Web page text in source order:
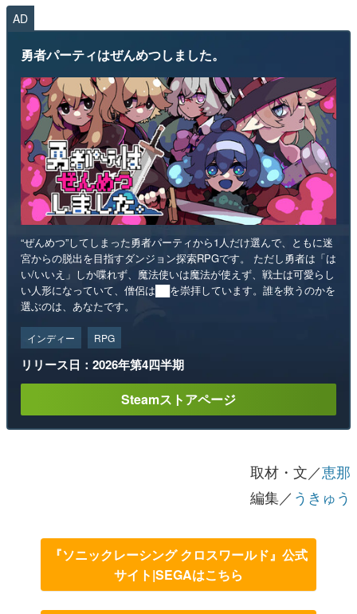
AD
勇者パーティはぜんめつしました。
“ぜんめつ”してしまった勇者パーティから1人だけ選んで、ともに迷
宮からの脱出を目指すダンジョン探索RPGです。 ただし勇者は「は
い/いいえ」しか喋れず、魔法使いは魔法が使えず、戦士は可愛らし
い人形になっていて、僧侶は██を崇拝しています。誰を救うのかを
選ぶのは、あなたです。
インディー RPG
リリース日：2026年第4四半期
Steamストアページ
取材・文／恵那
編集／ うきゅう
『ソニックレーシング クロスワールド』公式
サイト|SEGAはこちら